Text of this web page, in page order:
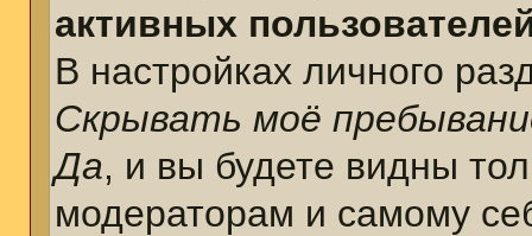
активных
В настройках личного
Скрывать моё
Да, и вы будете видны
модераторам и самому